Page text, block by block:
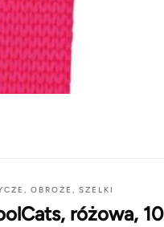
OBROŻE, SZELKI
różowa, 10